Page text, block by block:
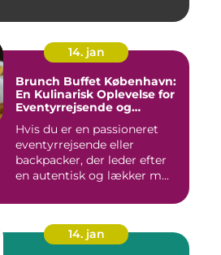
14. jan
Brunch Buffet København:
En Kulinarisk Oplevelse for
Eventyrrejsende og
Hvis du er en passioneret
eventyrrejsende eller
backpacker, der leder efter
en autentisk og lækker m...
14. jan